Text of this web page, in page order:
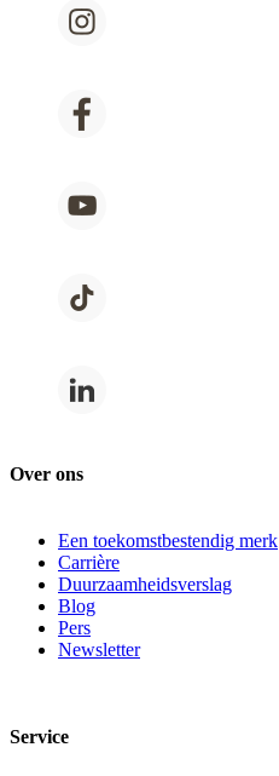
Over ons
Een toekomstbestendig merk
Carrière
Duurzaamheidsverslag
Blog
Pers
Newsletter
Service